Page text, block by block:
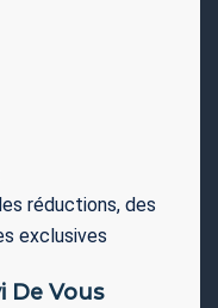
réductions, des
exclusives
De Vous